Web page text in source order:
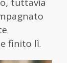
tuttavia
finito lì.